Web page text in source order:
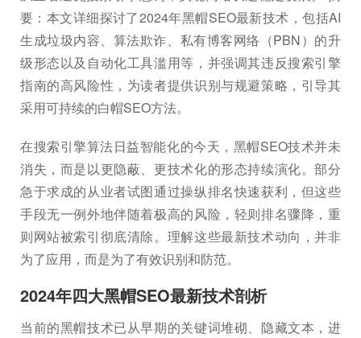
要：本文详细探讨了2024年黑帽SEO最新技术，包括AI
生成垃圾内容、算法欺诈、私有博客网络（PBN）的升
级形态以及自动化工具滥用等，并强调其违反搜索引擎
指南的高风险性，为读者提供识别与规避策略，引导其
采用可持续的白帽SEO方法。
在搜索引擎算法日益智能化的今天，黑帽SEO技术并未
消失，而是以更隐蔽、更技术化的形态持续演化。部分
急于求成的从业者试图通过操纵排名快速获利，但这些
手段无一例外地伴随着极高的风险，轻则排名骤降，重
则网站被索引彻底清除。理解这些最新技术动向，并非
为了应用，而是为了有效识别和防范。
2024年四大黑帽SEO最新技术剖析
当前的黑帽技术已从早期的关键词堆砌、隐藏文本，进